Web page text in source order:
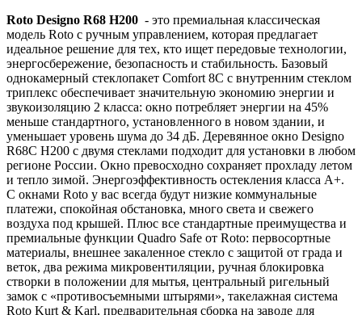
Roto Designo R68 H200 - это премиальная классическая
модель Roto с ручным управлением, которая предлагает
идеальное решение для тех, кто ищет передовые технологии,
энергосбережение, безопасность и стабильность. Базовый
однокамерный стеклопакет Comfort 8C с внутренним стеклом
триплекс обеспечивает значительную экономию энергии и
звукоизоляцию 2 класса: окно потребляет энергии на 45%
меньше стандартного, установленного в новом здании, и
уменьшает уровень шума до 34 дБ. Деревянное окно Designo
R68С H200 с двумя стеклами подходит для установки в любом
регионе России. Окно превосходно сохраняет прохладу летом
и тепло зимой. Энергоэффективность остекления класса A+.
С окнами Roto у вас всегда будут низкие коммунальные
платежи, спокойная обстановка, много света и свежего
воздуха под крышей. Плюс все стандартные преимущества и
премиальные функции Quadro Safe от Roto: первосортные
материалы, внешнее закаленное стекло с защитой от града и
веток, два режима микровентиляции, ручная блокировка
створки в положении для мытья, центральный ригельный
замок с «противосъемными штырями», такелажная система
Roto Kurt & Karl, предварительная сборка на заводе для